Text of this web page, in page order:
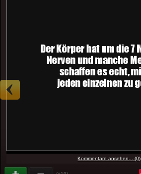
Kommentare ansehen... (0)